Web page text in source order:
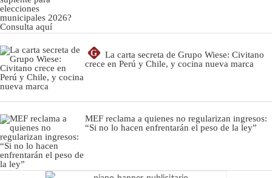
G
La carta secreta de Grupo Wiese: Civitano
crece en Perú y Chile, y cocina nueva marca
MEF reclama a quienes no regularizan ingresos:
“Si no lo hacen enfrentarán el peso de la ley”